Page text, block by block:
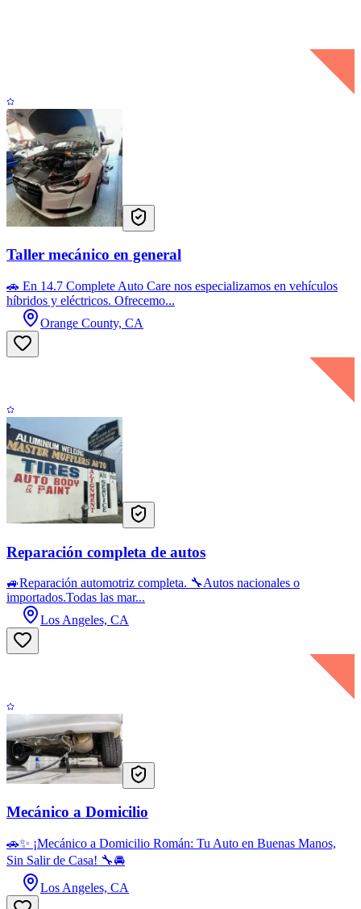
Taller mecánico en general
🚗 En 14.7 Complete Auto Care nos especializamos en vehículos
híbridos y eléctricos. Ofrecemo...
Orange County, CA
Reparación completa de autos
🚙Reparación automotriz completa. 🔧Autos nacionales o
importados.Todas las mar...
Los Angeles, CA
Mecánico a Domicilio
🚗✨ ¡Mecánico a Domicilio Román: Tu Auto en Buenas Manos,
Sin Salir de Casa! 🔧🚘
Los Angeles, CA